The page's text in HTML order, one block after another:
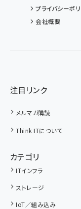
プライバシーポ
会社概要
注目リンク
メルマガ購読
Think ITについて
カテゴリ
ITインフラ
ストレージ
IoT／組み込み